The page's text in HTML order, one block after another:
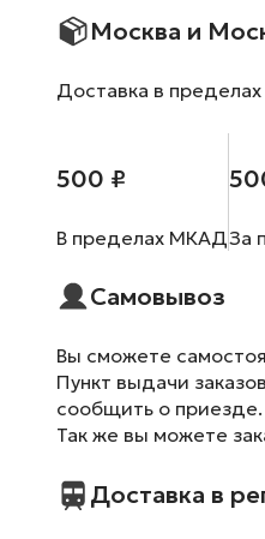
Москва и
Доставка в
500 ₽
В пределах МКАДЗа
Самовывоз
Вы сможете
Пункт выдачи
сообщить о приезде.
Так же вы можете
Доставка в